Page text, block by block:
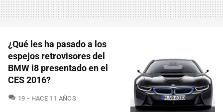
¿Qué les ha pasado a los
espejos retrovisores del
BMW i8 presentado en el
CES 2016?
19 COMENTARIOS
HACE 11 AÑOS